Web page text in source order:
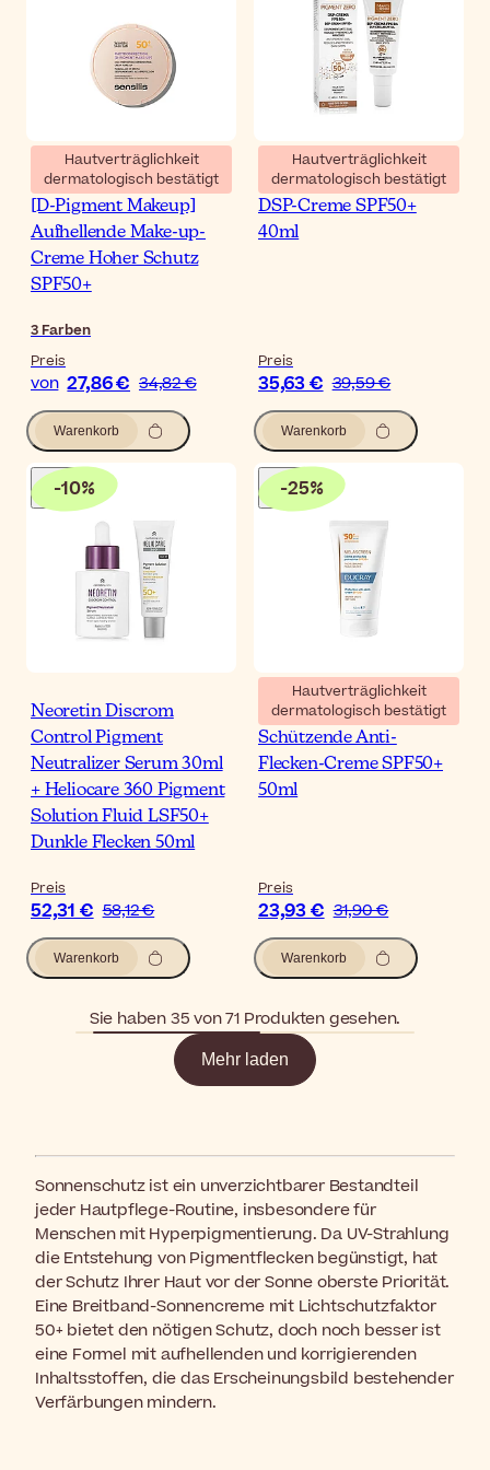
Hautverträglichkeit
dermatologisch bestätigt
Sensilis Photocorrection
[D-Pigment Makeup]
Aufhellende Make-up-
Creme Hoher Schutz
SPF50+
3 Farben
Preis
von 27,86 € 34,82 €
Warenkorb
Hautverträglichkeit
dermatologisch bestätigt
MartiDerm Pigment Zero
DSP-Creme SPF50+
40ml
Preis
35,63 € 39,59 €
Warenkorb
-10%
Neoretin Discrom
Control Pigment
Neutralizer Serum 30ml
+ Heliocare 360 Pigment
Solution Fluid LSF50+
Dunkle Flecken 50ml
Preis
52,31 € 58,12 €
Warenkorb
-25%
Hautverträglichkeit
dermatologisch bestätigt
Ducray Melascreen
Schützende Anti-
Flecken-Creme SPF50+
50ml
Preis
23,93 € 31,90 €
Warenkorb
Sie haben 35 von 71 Produkten gesehen.
Mehr laden
Sonnenschutz ist ein unverzichtbarer Bestandteil
jeder Hautpflege-Routine, insbesondere für
Menschen mit Hyperpigmentierung. Da UV-Strahlung
die Entstehung von Pigmentflecken begünstigt, hat
der Schutz Ihrer Haut vor der Sonne oberste Priorität.
Eine Breitband-Sonnencreme mit Lichtschutzfaktor
50+ bietet den nötigen Schutz, doch noch besser ist
eine Formel mit aufhellenden und korrigierenden
Inhaltsstoffen, die das Erscheinungsbild bestehender
Verfärbungen mindern.